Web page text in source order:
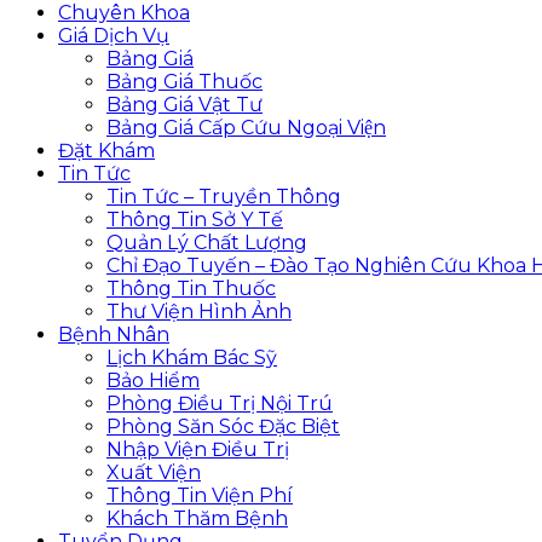
Chuyên Khoa
Giá Dịch Vụ
Bảng Giá
Bảng Giá Thuốc
Bảng Giá Vật Tư
Bảng Giá Cấp Cứu Ngoại Viện
Đặt Khám
Tin Tức
Tin Tức – Truyền Thông
Thông Tin Sở Y Tế
Quản Lý Chất Lượng
Chỉ Đạo Tuyến – Đào Tạo Nghiên Cứu Khoa
Thông Tin Thuốc
Thư Viện Hình Ảnh
Bệnh Nhân
Lịch Khám Bác Sỹ
Bảo Hiểm
Phòng Điều Trị Nội Trú
Phòng Săn Sóc Đặc Biệt
Nhập Viện Điều Trị
Xuất Viện
Thông Tin Viện Phí
Khách Thăm Bệnh